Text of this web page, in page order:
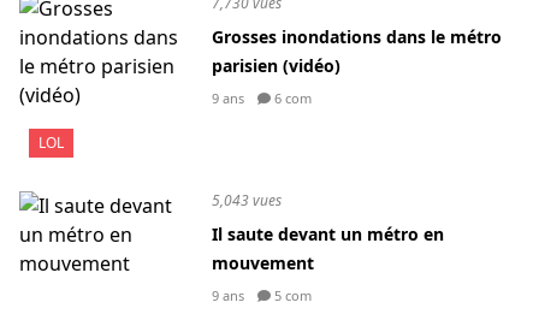
LOL
Grosses inondations dans le métro
parisien (vidéo)
9 ans 6 com
5,043 vues
Il saute devant un métro en
mouvement
9 ans 5 com